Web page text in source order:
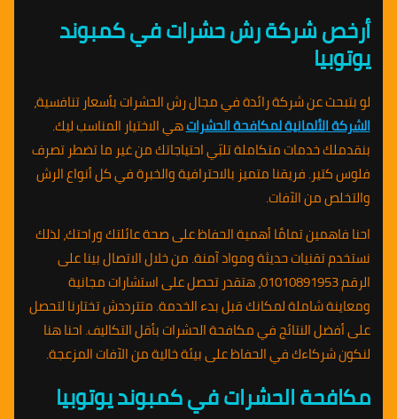
أرخص شركة رش حشرات في كمبوند
يوتوبيا
لو بتبحث عن شركة رائدة في مجال رش الحشرات بأسعار تنافسية،
الشركة الألمانية لمكافحة الحشراتهي الاختيار المناسب ليك.
بنقدملك خدمات متكاملة تلبّي احتياجاتك من غير ما تضطر تصرف
فلوس كتير. فريقنا متميز بالاحترافية والخبرة في كل أنواع الرش
والتخلص من الآفات.
احنا فاهمين تمامًا أهمية الحفاظ على صحة عائلتك وراحتك، لذلك
نستخدم تقنيات حديثة ومواد آمنة. من خلال الاتصال بينا على
الرقم 01010891953، هتقدر تحصل على استشارات مجانية
ومعاينة شاملة لمكانك قبل بدء الخدمة. متترددش تختارنا لتحصل
على أفضل النتائج في مكافحة الحشرات بأقل التكاليف. احنا هنا
لنكون شركاءك في الحفاظ على بيئة خالية من الآفات المزعجة.
مكافحة الحشرات في كمبوند يوتوبيا